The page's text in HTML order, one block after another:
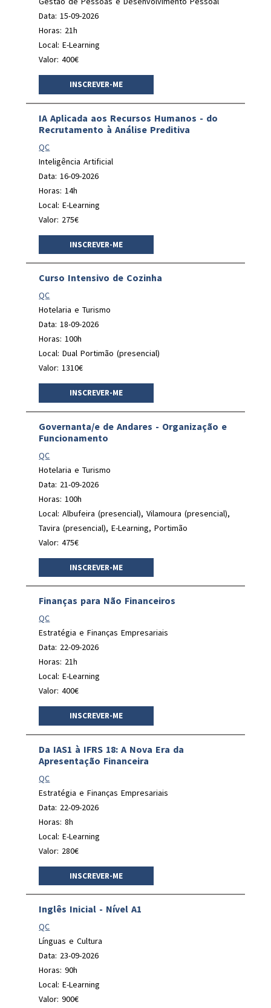
Data: 15-09-2026
Horas: 21h
Local: E-Learning
Valor: 400€
INSCREVER-ME
IA Aplicada aos Recursos Humanos - do
Recrutamento à Análise Preditiva
QC
Inteligência Artificial
Data: 16-09-2026
Horas: 14h
Local: E-Learning
Valor: 275€
INSCREVER-ME
Curso Intensivo de Cozinha
QC
Hotelaria e Turismo
Data: 18-09-2026
Horas: 100h
Local: Dual Portimão (presencial)
Valor: 1310€
INSCREVER-ME
Governanta/e de Andares - Organização e
Funcionamento
QC
Hotelaria e Turismo
Data: 21-09-2026
Horas: 100h
Local: Albufeira (presencial), Vilamoura (presencial),
Tavira (presencial), E-Learning, Portimão
Valor: 475€
INSCREVER-ME
Finanças para Não Financeiros
QC
Estratégia e Finanças Empresariais
Data: 22-09-2026
Horas: 21h
Local: E-Learning
Valor: 400€
INSCREVER-ME
Da IAS1 à IFRS 18: A Nova Era da
Apresentação Financeira
QC
Estratégia e Finanças Empresariais
Data: 22-09-2026
Horas: 8h
Local: E-Learning
Valor: 280€
INSCREVER-ME
Inglês Inicial - Nível A1
QC
Línguas e Cultura
Data: 23-09-2026
Horas: 90h
Local: E-Learning
Valor: 900€